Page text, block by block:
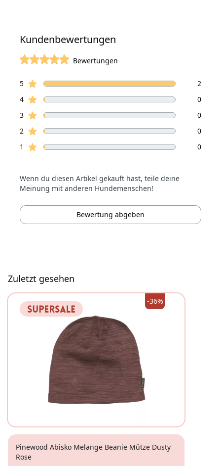
Kundenbewertungen
Bewertungen
Bewertungen
5Sterne Bewertungen
2
4Sterne Bewertungen
0
3Sterne Bewertungen
0
2 Sterne Bewertungen
0
1
Sterne Bewertungen 0
Wenn du diesen Artikel gekauft hast, teile deine
Meinung mit anderen Hundemenschen!
Bewertung abgeben
Zuletzt gesehen
-36%
Pinewood Abisko Melange Beanie Mütze Dusty
Rose